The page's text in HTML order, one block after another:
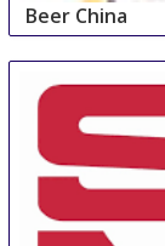
Beer China
12 Nov-14 Nov
Shanghai
China